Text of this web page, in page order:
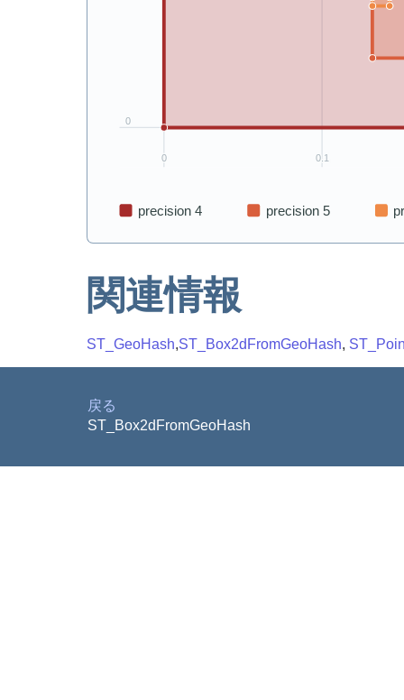
関連情報
ST_GeoHash,ST_Box2dFromGeoHash,
戻る
ST_Box2dFromGeoHash